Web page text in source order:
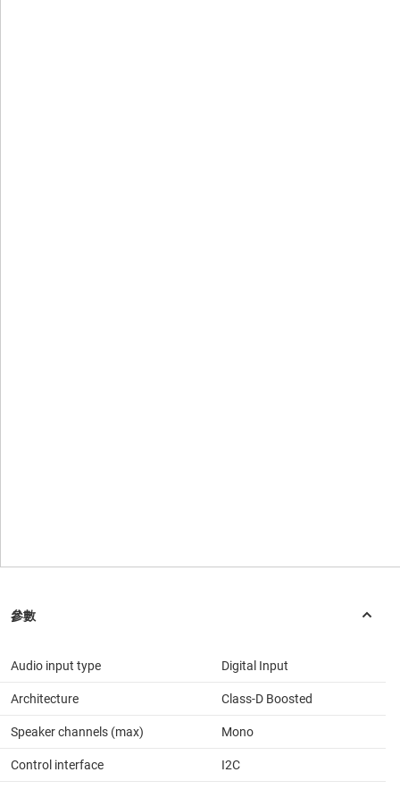
Audio input type Digital Input
Architecture Class-D Boosted
Speaker channels (max) Mono
Control interface I2C